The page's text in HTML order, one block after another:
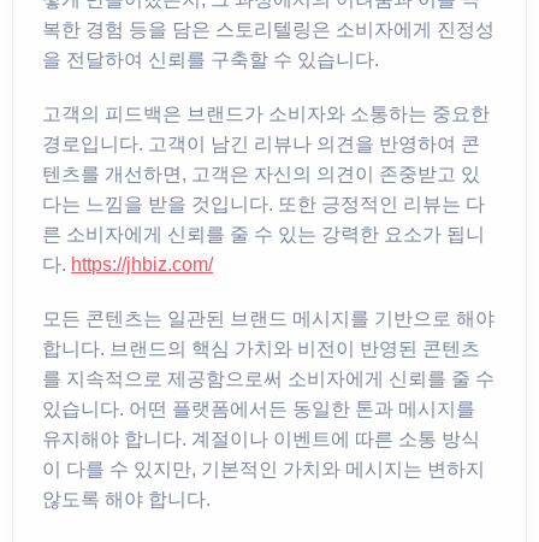
복한 경험 등을 담은 스토리텔링은 소비자에게 진정성
을 전달하여 신뢰를 구축할 수 있습니다.
고객의 피드백은 브랜드가 소비자와 소통하는 중요한
경로입니다. 고객이 남긴 리뷰나 의견을 반영하여 콘
텐츠를 개선하면, 고객은 자신의 의견이 존중받고 있
다는 느낌을 받을 것입니다. 또한 긍정적인 리뷰는 다
른 소비자에게 신뢰를 줄 수 있는 강력한 요소가 됩니
다. https://jhbiz.com/
모든 콘텐츠는 일관된 브랜드 메시지를 기반으로 해야
합니다. 브랜드의 핵심 가치와 비전이 반영된 콘텐츠
를 지속적으로 제공함으로써 소비자에게 신뢰를 줄 수
있습니다. 어떤 플랫폼에서든 동일한 톤과 메시지를
유지해야 합니다. 계절이나 이벤트에 따른 소통 방식
이 다를 수 있지만, 기본적인 가치와 메시지는 변하지
않도록 해야 합니다.